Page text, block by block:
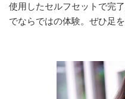
使用したセルフセットで完
でならではの体験。ぜひ足を